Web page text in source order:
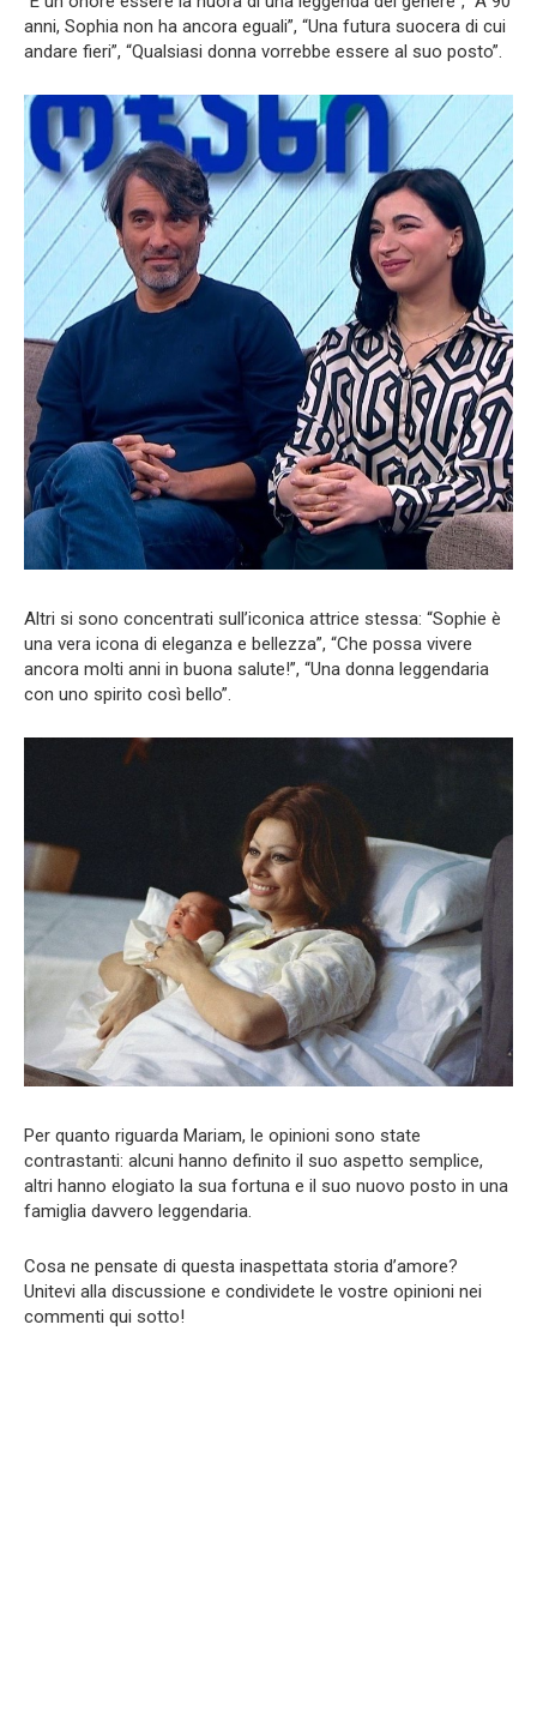
anni, Sophia non ha ancora eguali”, “Una futura suocera di cui
andare fieri”, “Qualsiasi donna vorrebbe essere al suo posto”.
Altri si sono concentrati sull’iconica attrice stessa: “Sophie è
una vera icona di eleganza e bellezza”, “Che possa vivere
ancora molti anni in buona salute!”, “Una donna leggendaria
con uno spirito così bello”.
Per quanto riguarda Mariam, le opinioni sono state
contrastanti: alcuni hanno definito il suo aspetto semplice,
altri hanno elogiato la sua fortuna e il suo nuovo posto in una
famiglia davvero leggendaria.
Cosa ne pensate di questa inaspettata storia d’amore?
Unitevi alla discussione e condividete le vostre opinioni nei
commenti qui sotto!